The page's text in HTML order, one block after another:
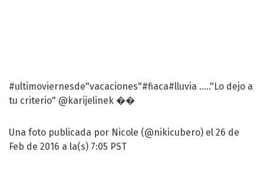
#ultimoviernesde"vacaciones"#fiaca#lluvia ....."Lo dejo a
tu criterio" @karijelinek ��
Una foto publicada por Nicole (@nikicubero) el 26 de
Feb de 2016 a la(s) 7:05 PST